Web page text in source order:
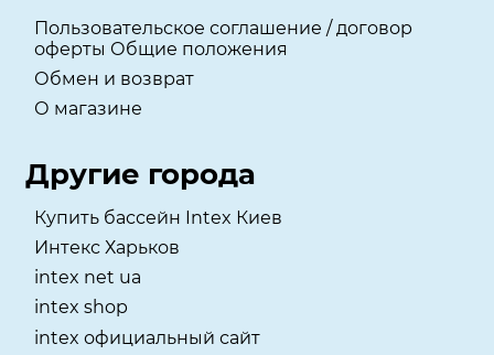
Пользовательское соглашение / договор
оферты Общие положения
Обмен и возврат
О магазине
Другие города
Купить бассейн Intex Киев
Интекс Харьков
intex net ua
intex shop
intex официальный сайт